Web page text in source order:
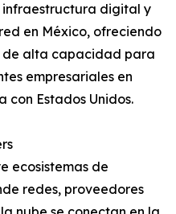
infraestructura digital y
en México, ofreciendo
de alta capacidad para
empresariales en
con Estados Unidos.
ecosistemas de
redes, proveedores